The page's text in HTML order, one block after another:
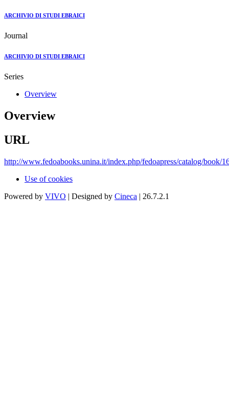
ARCHIVIO DI STUDI EBRAICI
Journal
ARCHIVIO DI STUDI EBRAICI
Series
Overview
Overview
URL
http://www.fedoabooks.unina.it/index.php/fedoapress/catalog/book/
Use of cookies
Powered by VIVO | Designed by Cineca | 26.7.2.1